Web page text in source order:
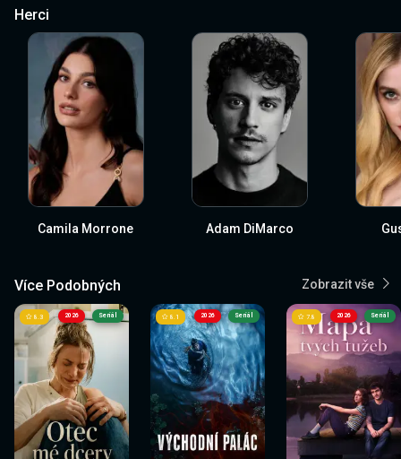
Herci
Camila Morrone Adam DiMarco
Více Podobných Zobrazit vše
2026
8.3 Seriál 2026
8.1 Seriál 2026
7.8 Seriál